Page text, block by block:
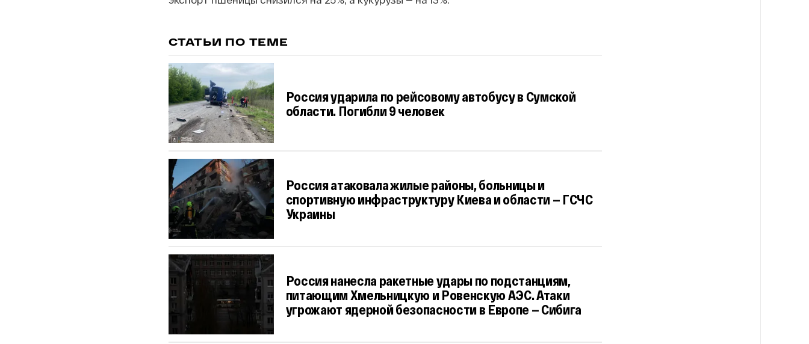
СТАТЬИ ПО ТЕМЕ
Россия ударила по рейсовому автобусу в Сумской
области. Погибли 9 человек
Россия атаковала жилые районы, больницы и
спортивную инфраструктуру Киева и области — ГСЧС
Украины
Россия нанесла ракетные удары по подстанциям,
питающим Хмельницкую и Ровенскую АЭС. Атаки
угрожают ядерной безопасности в Европе — Сибига